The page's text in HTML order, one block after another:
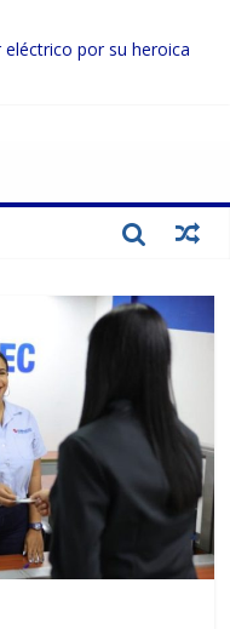
por su heroica
y modernización del
instalaciones del SEN
para fortalecer el SEN